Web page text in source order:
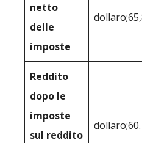
netto
delle
imposte
Reddito
dopo le
imposte
sul reddito